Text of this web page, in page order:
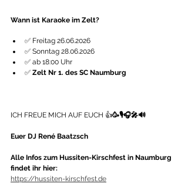
Wann ist Karaoke im Zelt?
✅ Freitag 26.06.2026
✅ Sonntag 28.06.2026
✅ ab 18:00 Uhr
✅ Zelt Nr 1. des SC Naumburg
ICH FREUE MICH AUF EUCH 👍🥳🎙🎧🎤🔊
Euer DJ René Baatzsch
Alle Infos zum Hussiten-Kirschfest in Naumburg
findet ihr hier:
https://hussiten-kirschfest.de